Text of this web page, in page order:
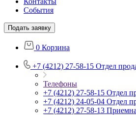
События
Подать заявку
0 Корзина
+7 (4212) 27-58-15 Отдел
Телефоны
+7 (4212) 27-58-15 Отдел
+7 (4212) 24-05-04 Отдел
+7 (4212) 27-58-13